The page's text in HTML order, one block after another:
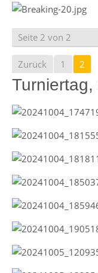
Seite 2 von 2
Zurück 1 2